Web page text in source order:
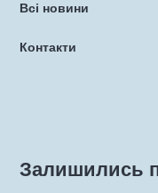
Всі новини
Контакти
Залишились